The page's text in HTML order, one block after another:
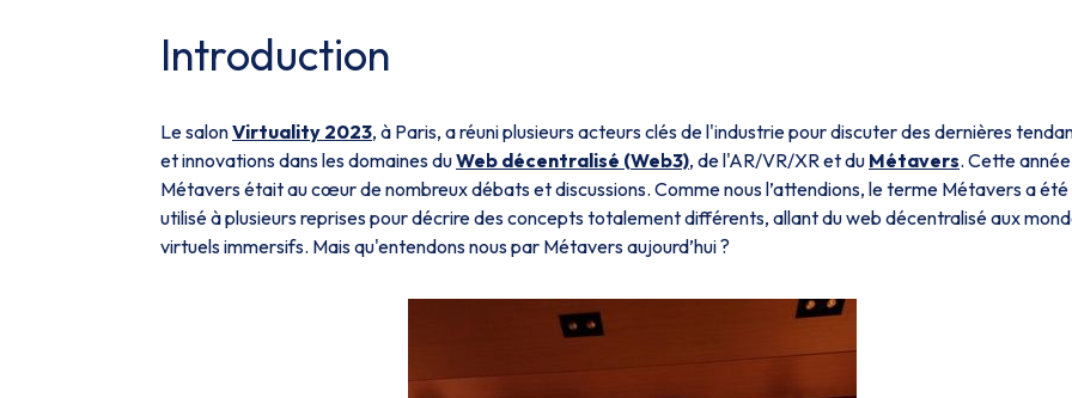
Introduction
Le salonVirtuality 2023, à Paris, a réuni plusieurs acteurs clés de l'industrie pour discuter des dernières
et innovations dans les domaines duWeb décentralisé (Web3), de l'AR/VR/XR et du Métavers. Cette
Métavers était au cœur de nombreux débats et discussions. Comme nous l’attendions, le terme Métavers a été
utilisé à plusieurs reprises pour décrire des concepts totalement différents, allant du web décentralisé aux
virtuels immersifs. Mais qu'entendons nous par Métavers aujourd’hui ?